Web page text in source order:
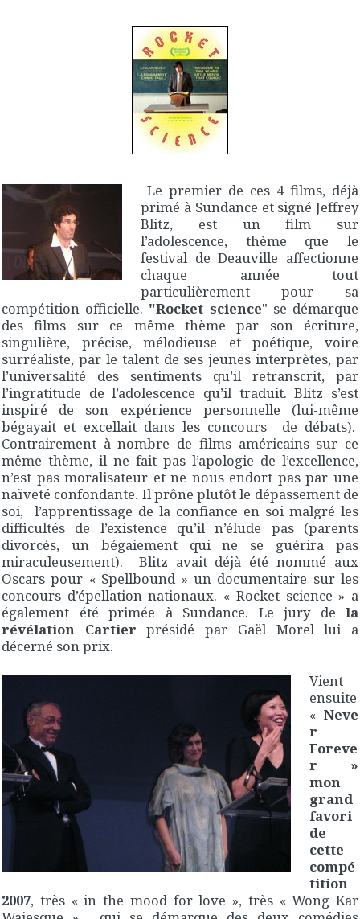
Le premier de ces 4 films, déjà
primé à Sundance et signé Jeffrey
Blitz, est un film sur
l’adolescence, thème que le
festival de Deauville affectionne
chaque année tout
particulièrement pour sa
compétition officielle. "Rocket science" se démarque
des films sur ce même thème par son écriture,
singulière, précise, mélodieuse et poétique, voire
surréaliste, par le talent de ses jeunes interprètes, par
l’universalité des sentiments qu’il retranscrit, par
l’ingratitude de l’adolescence qu’il traduit. Blitz s’est
inspiré de son expérience personnelle (lui-même
bégayait et excellait dans les concours de débats).
Contrairement à nombre de films américains sur ce
même thème, il ne fait pas l’apologie de l’excellence,
n’est pas moralisateur et ne nous endort pas par une
naïveté confondante. Il prône plutôt le dépassement de
soi, l’apprentissage de la confiance en soi malgré les
difficultés de l’existence qu’il n’élude pas (parents
divorcés, un bégaiement qui ne se guérira pas
miraculeusement). Blitz avait déjà été nommé aux
Oscars pour « Spellbound » un documentaire sur les
concours d’épellation nationaux. « Rocket science » a
également été primée à Sundance. Le jury de la
révélation Cartier présidé par Gaël Morel lui a
décerné son prix.
Vient
ensuite
« Neve
r
Foreve
r »
mon
grand
favori
de
cette
compé
tition
2007, très « in the mood for love », très « Wong Kar